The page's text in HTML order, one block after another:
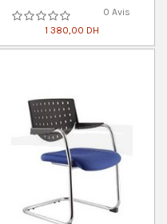
0 Avis
1 380,00 DH